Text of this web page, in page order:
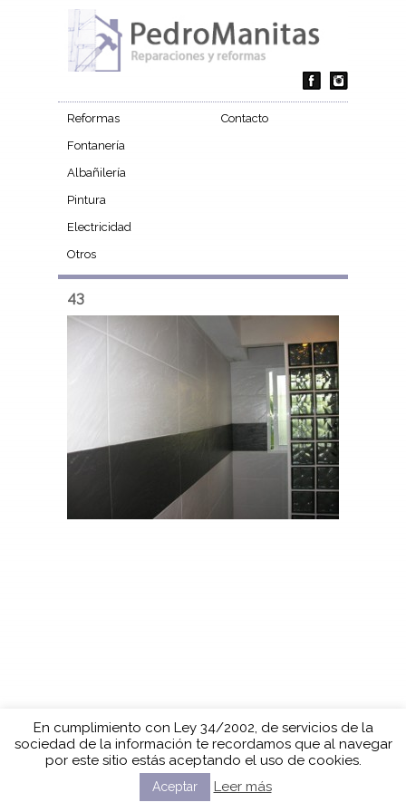
Reformas
Fontanería
Albañilería
Pintura
Electricidad
Otros
Contacto
43
En cumplimiento con Ley 34/2002, de servicios de la
sociedad de la información te recordamos que al navegar
por este sitio estás aceptando el uso de cookies.
Aceptar Leer más